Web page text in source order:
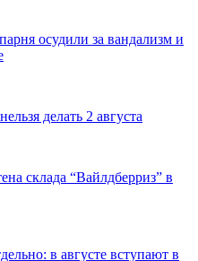
осудили за вандализм и
делать 2 августа
склада “Вайлдберриз” в
в августе вступают в